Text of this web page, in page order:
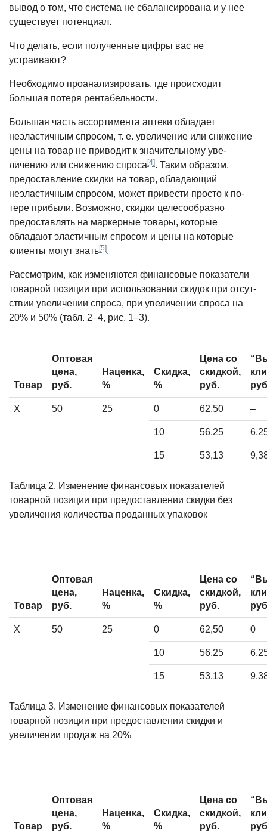
вывод о том, что система не сба­лансирована и у нее
существует по­тенциал.
Что делать, если полученные цифры вас не
устраивают?
Необходимо проанализировать, где происходит
большая потеря рентабель­ности.
Большая часть ассортимента аптеки обладает
неэластичным спросом, т. е. увеличение или снижение
цены на то­вар не приводит к значительному уве­
личению или снижению спроса [4]. Та­ким образом,
предоставление скидки на товар, обладающий
неэластичным спросом, может привести просто к по­
тере прибыли. Возможно, скидки целе­сообразно
предоставлять на маркерные товары, которые
обладают эластичным спросом и цены на которые
клиенты могут знать[5].
Рассмотрим, как изменяются фи­нансовые показатели
товарной позиции при использовании скидок при отсут­
ствии увеличении спроса, при увеличе­нии спроса на
20% и 50% (табл. 2–4, рис. 1–3).
Товар
Оптовая
цена,
руб.
Наценка,
%
Скидка,
%
Цена со
скидкой,
руб.
X 50 25 0 62,50 –
10 56,25
15 53,13
Таблица 2. Изменение финансовых показателей
товарной позиции при предоставлении скидки без
увеличения количества проданных упаковок
Товар
Оптовая
цена,
руб.
Наценка,
%
Скидка,
%
Цена со
скидкой,
руб.
X 50 25 0 62,50 0
10 56,25
15 53,13
Таблица 3. Изменение финансовых показателей
товарной позиции при предоставлении скидки и
увеличении продаж на 20%
Товар
Оптовая
цена,
руб.
Наценка,
%
Скидка,
%
Цена со
скидкой,
руб.